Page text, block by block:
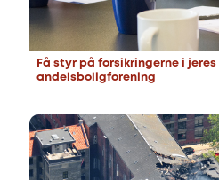
Få styr på forsikringerne i jeres
andelsboligforening